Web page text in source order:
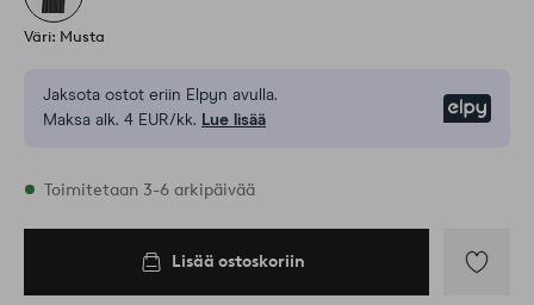
Väri: Musta
Jaksota ostot eriin Elpyn avulla.
Maksa alk. 4 EUR/kk. Lue lisää
Varastossa
Toimitetaan 3-6 arkipäivää
Lisää ostoskoriin